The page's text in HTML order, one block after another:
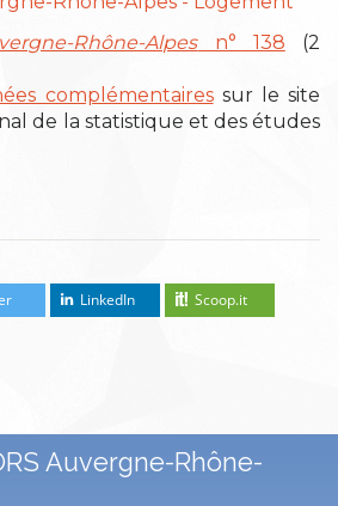
Rhône-Alpesn° 138 (2
complémentairessur le site
de la statistique et des études
LinkedIn
Scoop.it
Auvergne-Rhône-